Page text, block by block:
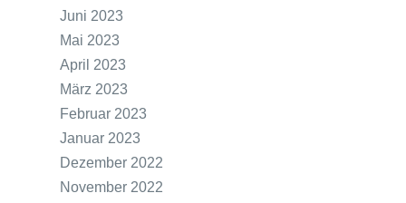
Juni 2023
Mai 2023
April 2023
März 2023
Februar 2023
Januar 2023
Dezember 2022
November 2022